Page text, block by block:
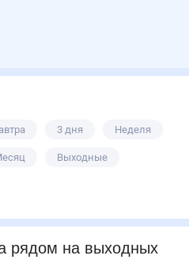
3 дня Неделя
Выходные
рядомна выходных